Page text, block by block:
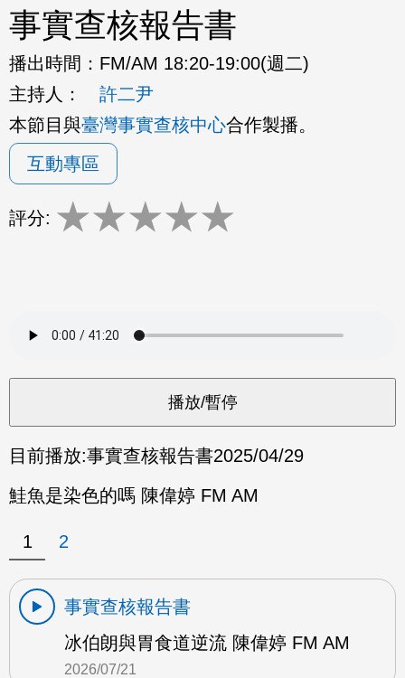
事實查核報告書
播出時間： FM/AM 18:20-19:00(週二)
主持人：
許二尹
本節目與臺灣事實查核中心合作製播。
互動專區
評分: ★★★★★
目前播放:事實查核報告書2025/04/29
鮭魚是染色的嗎 陳偉婷 FM AM
1 2
事實查核報告書
冰伯朗與胃食道逆流 陳偉婷 FM AM
2026/07/21